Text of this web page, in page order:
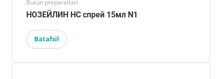
Burun preparatlari
НОЗЕЙЛИН НС спрей 15мл N1
Batafsil